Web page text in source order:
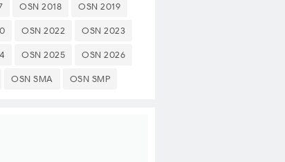
OSN 2018 OSN 2019
OSN 2022 OSN 2023
OSN 2025 OSN 2026
OSN SMA OSN SMP